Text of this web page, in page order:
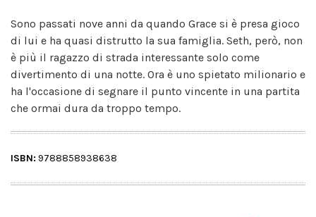
Sono passati nove anni da quando Grace si è presa gioco
di lui e ha quasi distrutto la sua famiglia. Seth, però, non
è più il ragazzo di strada interessante solo come
divertimento di una notte. Ora è uno spietato milionario e
ha l'occasione di segnare il punto vincente in una partita
che ormai dura da troppo tempo.
ISBN: 9788858938638